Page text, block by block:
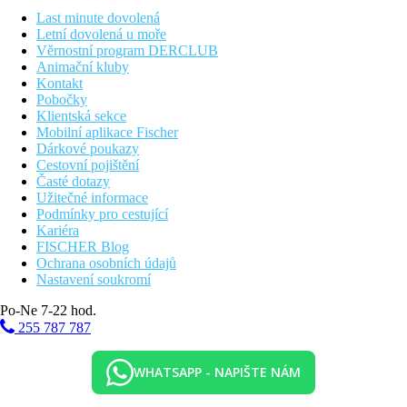
a Wi-Fi.
Suita s vířivkou (cca 160 m²): elegantní suita s jednou nebo
dvěma ložnicemi, soukromou vířivkou na terase, obývací částí,
kuchyňským koutem, koupelnou s vanou a sprchou, klimatizací,
minibarem, trezorem a TV.
Suita s bazénem (cca 250 m²): luxusní ubytování s vlastním
soukromým bazénem a terasu s lehátky, obývací částí a kuchyní.
K dispozici je klimatizace, minibar, trezor, Wi-Fi a prostorná
koupelna s vanou a sprchou.
Penthouse (cca 360 m²): exkluzivní suita s třemi ložnicemi,
obývacím prostorem, jídelnou a velkou terasou s vířivkou či
bazénem. Nabízí klimatizaci, plně vybavenou kuchyň, minibar,
Wi-Fi a luxusní koupelnu s vannou a sprchou.
Sport a zábava
Resort nabízí široké možnosti relaxace – venkovní bazén s
lehátky, fitnes centrum, wellness a lázeňské centrum s masážemi,
jacuzzi a saunou. Pro aktivní hosty je v okolí golfové hřiště
Laguna Phuket Golf Club a možnost vodních sportů na pláži
Bangtao (šnorchlování, jízda na kajaku, paddleboard). Děti se
Last minute dovolená
Letní dovolená u moře
Věrnostní program DERCLUB
Animační kluby
Kontakt
Pobočky
Klientská sekce
Mobilní aplikace Fischer
Dárkové poukazy
Cestovní pojištění
Časté dotazy
Užitečné informace
Podmínky pro cestující
Kariéra
FISCHER Blog
Ochrana osobních údajů
Nastavení soukromí
Po-Ne 7-22 hod.
255 787 787
WHATSAPP - NAPIŠTE NÁM